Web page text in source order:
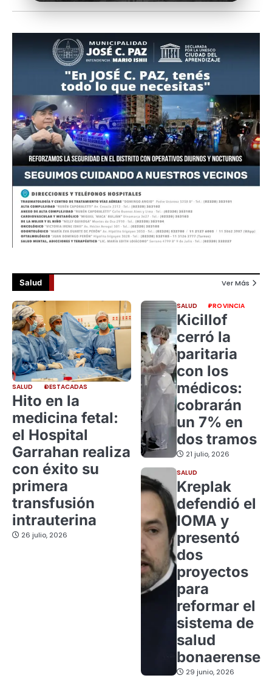
Salud Ver Más
SALUD DESTACADAS
Hito en la
medicina fetal:
el Hospital
Garrahan realiza
con éxito su
primera
transfusión
intrauterina
26 julio, 2026
SALUD PROVINCIA
Kicillof
cerró la
paritaria
con los
médicos:
cobrarán
un 7% en
dos tramos
21 julio, 2026
SALUD
Kreplak
defendió el
IOMA y
presentó
dos
proyectos
para
reformar el
sistema de
salud
bonaerense
29 junio, 2026